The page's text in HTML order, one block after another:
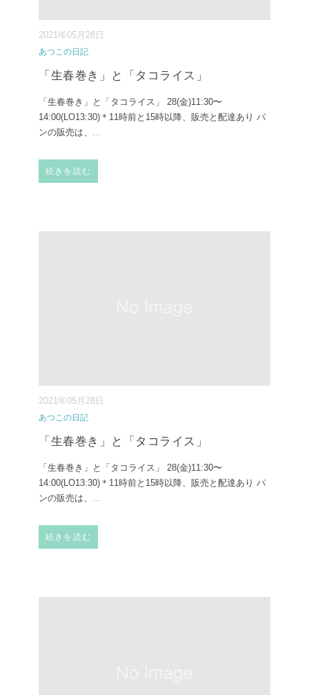
2021年05月28日
あつこの日記
「生春巻き」と「タコライス」
「生春巻き」と「タコライス」 28(金)11:30〜
14:00(LO13:30)＊11時前と15時以降、販売と配達あり パ
ンの販売は、 ...
続きを読む
2021年05月28日
あつこの日記
「生春巻き」と「タコライス」
「生春巻き」と「タコライス」 28(金)11:30〜
14:00(LO13:30)＊11時前と15時以降、販売と配達あり パ
ンの販売は、 ...
続きを読む